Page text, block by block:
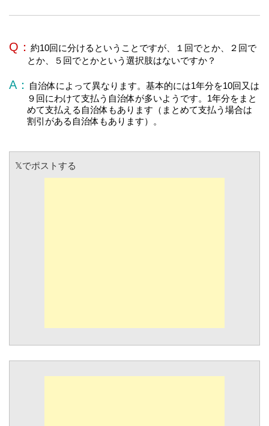
Q： 約10回に分けるということですが、１回でとか、２回で
とか、５回でとかという選択肢はないですか？
A： 自治体によって異なります。基本的には1年分を10回又は
９回にわけて支払う自治体が多いようです。1年分をまと
めて支払える自治体もあります（まとめて支払う場合は
割引がある自治体もあります）。
𝕏でポストする